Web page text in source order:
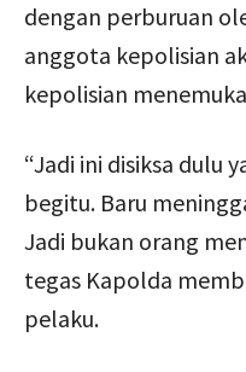
dengan perburuan
anggota kepolisian
kepolisian
“Jadi ini disiksa dulu
begitu. Baru
Jadi bukan orang
tegas Kapolda
pelaku.